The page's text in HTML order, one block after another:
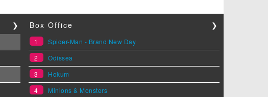
❯ Box Office ❯
1
Spider-Man - Brand New Day
2
Odissea
3
Hokum
4
Minions & Monsters